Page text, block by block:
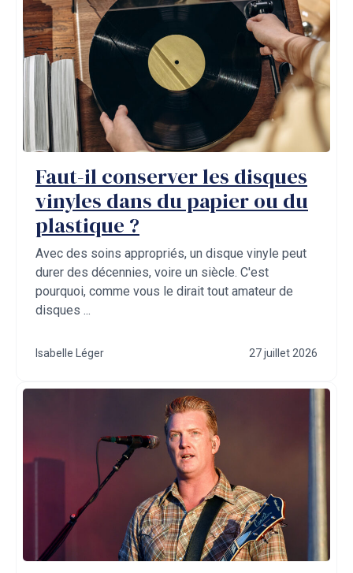
Faut-il conserver les disques
vinyles dans du papier ou du
plastique ?
Avec des soins appropriés, un disque vinyle peut
durer des décennies, voire un siècle. C'est
pourquoi, comme vous le dirait tout amateur de
disques ...
Isabelle Léger 27 juillet 2026